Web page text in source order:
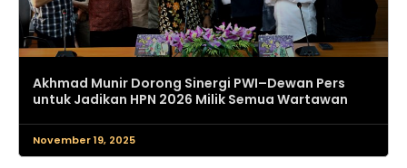
Akhmad Munir Dorong Sinergi PWI–Dewan Pers
untuk Jadikan HPN 2026 Milik Semua Wartawan
November 19, 2025